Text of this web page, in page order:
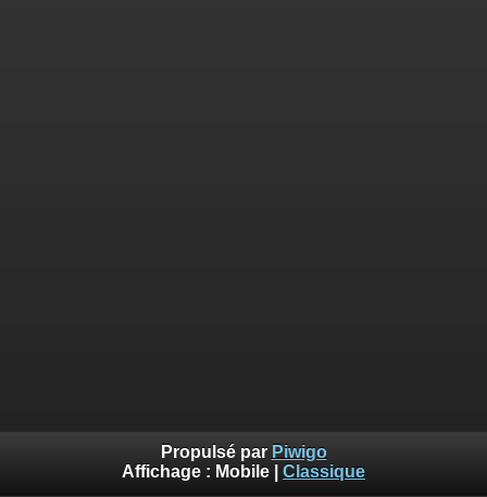
Propulsé par Piwigo
Affichage : Mobile Classique